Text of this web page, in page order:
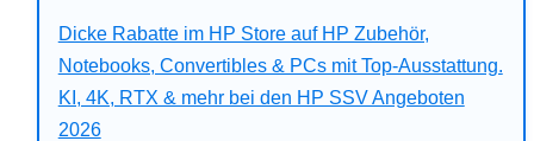
Angebote
Bitdefender
Dicke Rabatte im HP Store auf HP Zubehör,
Notebooks, Convertibles & PCs mit Top-Ausstattung.
KI, 4K, RTX & mehr bei den HP SSV Angeboten
2026